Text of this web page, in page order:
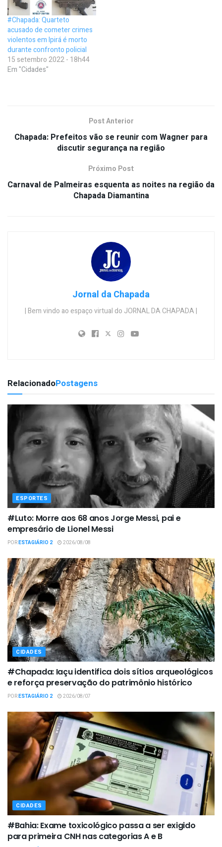
#Chapada: Quarteto
acusado de cometer crimes
violentos em Ipirá é morto
durante confronto policial
15 setembro 2022 - 18h44
Em "Cidades"
Post Anterior
Chapada: Prefeitos vão se reunir com Wagner para
discutir segurança na região
Próximo Post
Carnaval de Palmeiras esquenta as noites na região da
Chapada Diamantina
Jornal da Chapada
| Bem vindo ao espaço virtual do JORNAL DA CHAPADA |
RelacionadoPostagens
ESPORTES
#Luto: Morre aos 68 anos Jorge Messi, pai e
empresário de Lionel Messi
PORESTAGIÁRIO 2 2026/08/08
CIDADES
#Chapada: Iaçu identifica dois sítios arqueológicos
e reforça preservação do patrimônio histórico
PORESTAGIÁRIO 2 2026/08/07
CIDADES
#Bahia: Exame toxicológico passa a ser exigido
para primeira CNH nas categorias A e B